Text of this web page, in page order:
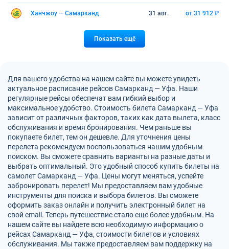
Ханчжоу — Самарканд 31 авг. от 31 912 ₽
Показать ещё
Для вашего удобства на нашем сайте вы можете увидеть
актуальное расписание рейсов Самарканд — Уфа. Наши
регулярные рейсы обеспечат вам гибкий выбор и
максимальное удобство. Стоимость билета Самарканд — Уфа
зависит от различных факторов, таких как дата вылета, класс
обслуживания и время бронирования. Чем раньше вы
покупаете билет, тем он дешевле. Для уточнения цены
перелета рекомендуем воспользоваться нашим удобным
поиском. Вы сможете сравнить варианты на разные даты и
выбрать оптимальный. Это удобный способ купить билеты на
самолет Самарканд — Уфа. Цены могут меняться, успейте
забронировать перелет! Мы предоставляем вам удобные
инструменты для поиска и выбора билетов. Вы сможете
оформить заказ онлайн и получить электронный билет на
свой email. Теперь путешествие стало еще более удобным. На
нашем сайте вы найдете всю необходимую информацию о
рейсах Самарканд — Уфа, стоимости билетов и условиях
обслуживания. Мы также предоставляем вам поддержку на